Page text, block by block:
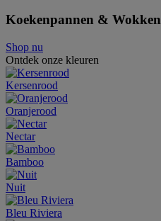
Koekenpannen & Wokken
Shop nu
Ontdek onze kleuren
Kersenrood
Oranjerood
Nectar
Bamboo
Nuit
Bleu Riviera